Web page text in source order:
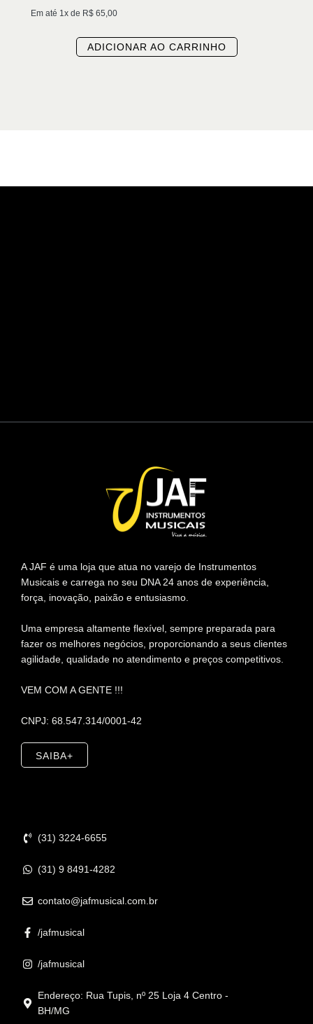
Em até 1x de R$ 65,00
ADICIONAR AO CARRINHO
A JAF é uma loja que atua no varejo de Instrumentos
Musicais e carrega no seu DNA 24 anos de experiência,
força, inovação, paixão e entusiasmo.
Uma empresa altamente flexível, sempre preparada para
fazer os melhores negócios, proporcionando a seus clientes
agilidade, qualidade no atendimento e preços competitivos.
VEM COM A GENTE !!!
CNPJ: 68.547.314/0001-42
SAIBA+
(31) 3224-6655
(31) 9 8491-4282
contato@jafmusical.com.br
/jafmusical
/jafmusical
Endereço: Rua Tupis, nº 25 Loja 4 Centro -
BH/MG